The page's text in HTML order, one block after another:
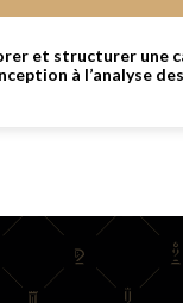
et structurer une
à l’analyse